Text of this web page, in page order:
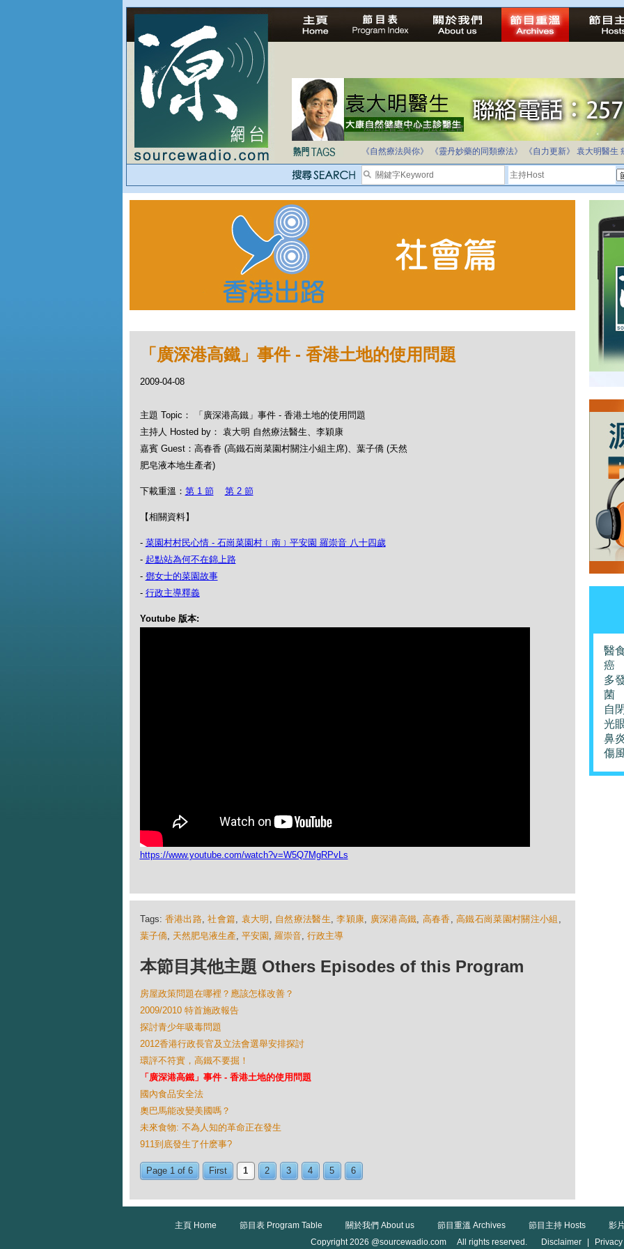
法治社會並不等同公正社會
自家教育合法化-推動多元化教育，全民學卷制
《自然療法與你》
《靈丹妙藥的同類療法》 《自力更新》 袁大明醫生
「廣深港高鐵」事件 - 香港土地的使用問題
2009-04-08
主題 Topic： 「廣深港高鐵」事件 - 香港土地的使用問題
主持人 Hosted by： 袁大明 自然療法醫生、李穎康
嘉賓 Guest：高春香 (高鐵石崗菜園村關注小組主席)、葉子僑 (天然
肥皂液本地生產者)
下載重溫： 第 1 節 第 2 節
【相關資料】
- 菜園村村民心情 - 石崗菜園村﹝南﹞平安園 羅崇音 八十四歲
- 起點站為何不在錦上路
- 鄧女士的菜園故事
- 行政主導釋義
Youtube 版本:
https://www.youtube.com/watch?v=W5Q7MgRPvLs
Tags: 香港出路,社會篇, 袁大明 , 自然療法醫生,李穎康, 廣深港高鐵, 高春香 , 高鐵石崗菜園村關注小組 ,
葉子僑, 天然肥皂液生產, 平安園 , 羅崇音, 行政主導
本節目其他主題 Others Episodes of this Program
房屋政策問題在哪裡？應該怎樣改善？
2009/2010 特首施政報告
探討青少年吸毒問題
2012香港行政長官及立法會選舉安排探討
環評不符實，高鐵不要掘！
「廣深港高鐵」事件 - 香港土地的使用問題
國內食品安全法
奧巴馬能改變美國嗎？
未來食物: 不為人知的革命正在發生
911到底發生了什麽事?
Page 1 of 6 First 1 2 3 4 5 6
醫
癌
多
菌
自
光
鼻
傷
主頁 Home 節目表 Program Table 關於我們 About us 節目重溫 Archives 節目主持 Hosts
影
Copyright 2026 @sourcewadio.com All rights reserved.
Disclaimer Privacy